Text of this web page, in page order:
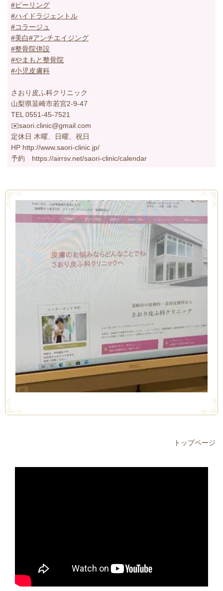
#ピーリング
#ハイドラジェントル
#コラージュ
#美白#アンチエイジング
#整骨院併設
#やまもと整骨院
#小児皮膚科
さおり皮ふ科クリニック
山梨県韮崎市若宮2-9-47
TEL 0551-45-7521
✉️saori.clinic@gmail.com
定休日 木曜、日曜、祝日
HP http://www.saori-clinic.jp/
予約 https://airrsv.net/saori-clinic/calendar
トップページ